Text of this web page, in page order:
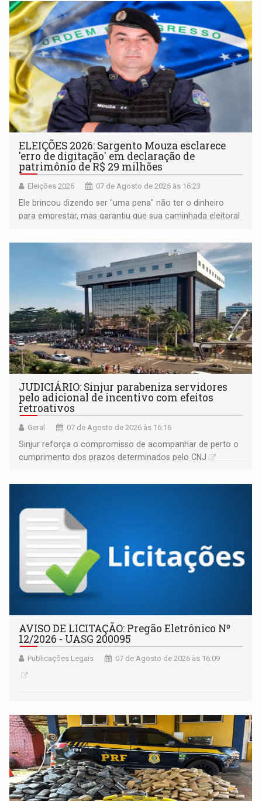
ELEIÇÕES 2026: Sargento Mouza esclarece
'erro de digitação' em declaração de
patrimônio de R$ 29 milhões
Eleições 2026 07 de Agosto de 2026 às 16:23
Ele brincou dizendo ser "uma pena" não ter o dinheiro
para emprestar, mas garantiu que sua caminhada eleitoral
JUDICIÁRIO: Sinjur parabeniza servidores
pelo adicional de incentivo com efeitos
retroativos
Geral 07 de Agosto de 2026 às 16:16
Sinjur reforça o compromisso de acompanhar de perto o
cumprimento dos prazos determinados pelo CNJ
AVISO DE LICITAÇÃO: Pregão Eletrônico Nº
12/2026 - UASG 200095
Publicações Legais 07 de Agosto de 2026 às 16:09